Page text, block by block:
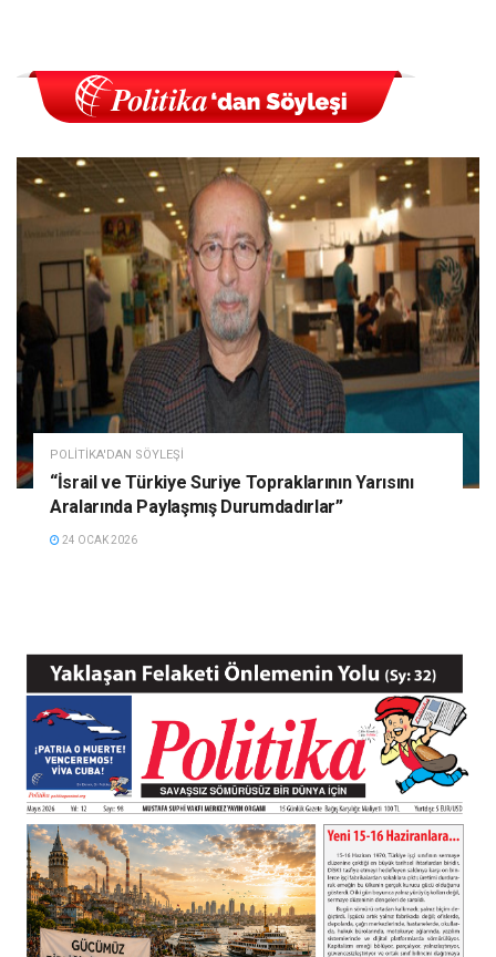
POLITIKA'DAN SÖYLEŞI
“İsrail ve Türkiye Suriye Topraklarının Yarısını
Aralarında Paylaşmış Durumdadırlar”
24 OCAK 2026